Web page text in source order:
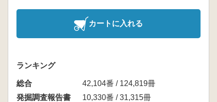
カートに入れる
ランキング
総合
42,104番 / 124,819冊
発掘調査報告書
10,330番 / 31,315冊